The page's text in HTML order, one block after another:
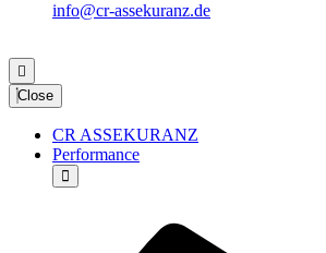
info@cr-assekuranz.de
Close
CR ASSEKURANZ
Performance